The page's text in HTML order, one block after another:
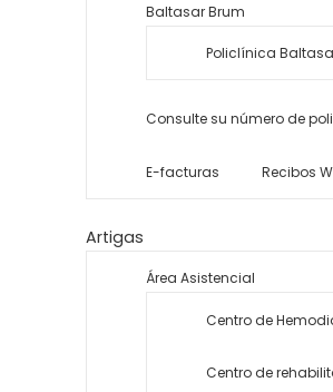
Baltasar Brum
Policlínica
Consulte su número de
E-facturas Recibos
Artigas
Área Asistencial
Centro de
Centro de